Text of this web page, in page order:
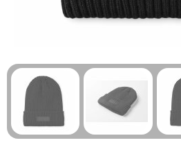
Gezondheid & Welzijn
Eten & Drinken